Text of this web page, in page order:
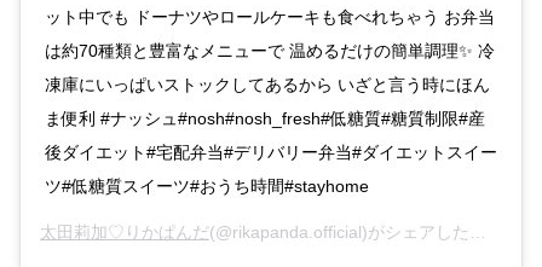
ット中でも ドーナツやロールケーキも食べれちゃう お弁当
は約70種類と豊富なメニューで 温めるだけの簡単調理✨ 冷
凍庫にいっぱいストックしてあるから いざと言う時にほん
ま便利 #ナッシュ#nosh#nosh_fresh#低糖質#糖質制限#産
後ダイエット#宅配弁当#デリバリー弁当#ダイエットスイー
ツ#低糖質スイーツ#おうち時間#stayhome
太田莉加♡りかぱんだ(@rikapanda.official)がシェアした投稿 –